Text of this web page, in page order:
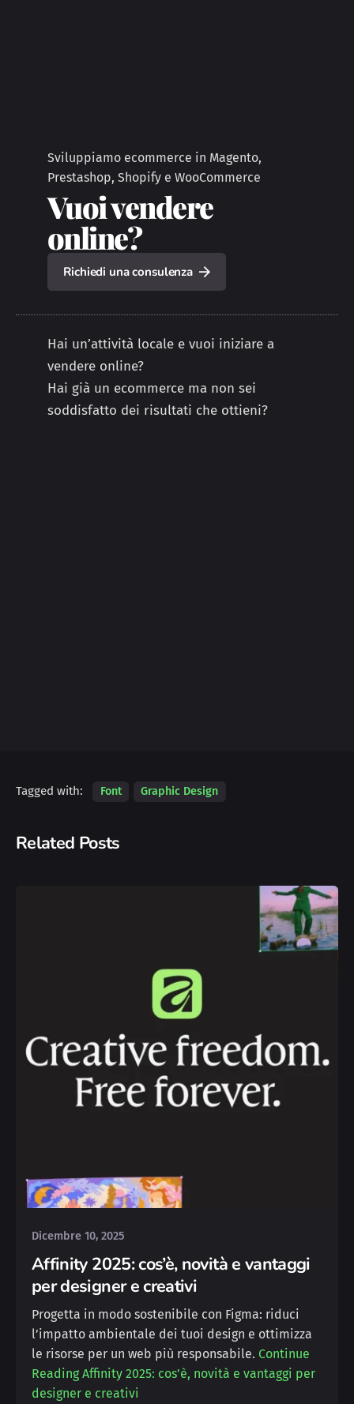
Sviluppiamo ecommerce in Magento,
Prestashop, Shopify e WooCommerce
Vuoi vendere
online?
Richiedi una consulenza
Hai un’attività locale e vuoi iniziare a
vendere online?
Hai già un ecommerce ma non sei
soddisfatto dei risultati che ottieni?
Tagged with: Font Graphic Design
Related Posts
Silvia
Dicembre 10, 2025
Affinity 2025: cos’è, novità e vantaggi
per designer e creativi
Progetta in modo sostenibile con Figma: riduci
l’impatto ambientale dei tuoi design e ottimizza
le risorse per un web più responsabile. Continue
ReadingAffinity 2025: cos’è, novità e vantaggi per
designer e creativi